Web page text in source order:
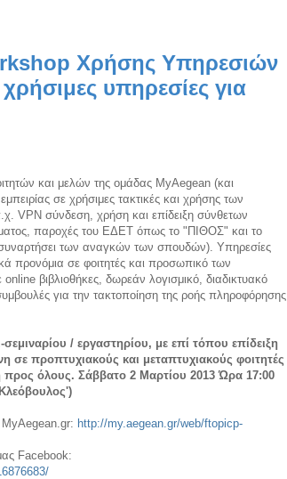
Χρήσης Υπηρεσιών
υπηρεσίες για
και μελών της ομάδας MyAegean (και
σε χρήσιμες τακτικές και χρήσης των
VPN σύνδεση, χρήση και επίδειξη σύνθετων
παροχές του ΕΔΕΤ όπως το "ΠΙΘΟΣ" και το
των αναγκών των σπουδών). Υπηρεσίες
προνόμια σε φοιτητές και προσωπικό των
βιβλιοθήκες, δωρεάν λογισμικό, διαδικτυακό
για την τακτοποίηση της ροής πληροφόρησης
/ εργαστηρίου, με επί τόπου επίδειξη
σε προπτυχιακούς και μεταπτυχιακούς φοιτητές
προς όλους. Σάββατο 2 Μαρτίου 2013 Ώρα 17:00
MyAegean.gr: http://my.aegean.gr/web/ftopicp-
Facebook: